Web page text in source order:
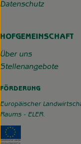
Datenschutz
HOFGEMEINSCHAFT
Über uns
Stellenangebote
FÖRDERUNG
Europäischer
Raums - ELER.